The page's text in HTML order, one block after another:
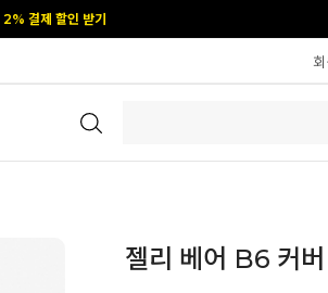
2% 결제 할인 받기
회
젤리 베어 B6 커